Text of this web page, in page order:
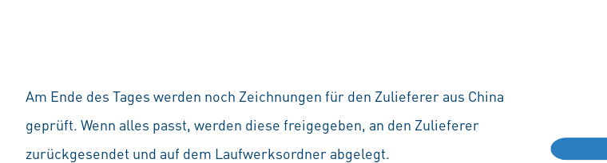
Am Ende des Tages werden noch Zeichnungen für den Zulieferer aus China
geprüft. Wenn alles passt, werden diese freigegeben, an den Zulieferer
zurückgesendet und auf dem Laufwerksordner abgelegt.